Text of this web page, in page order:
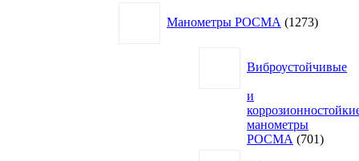
Манометры РОСМА
1273товара
Виброустойчивые
и
манометры
РОСМА
701701